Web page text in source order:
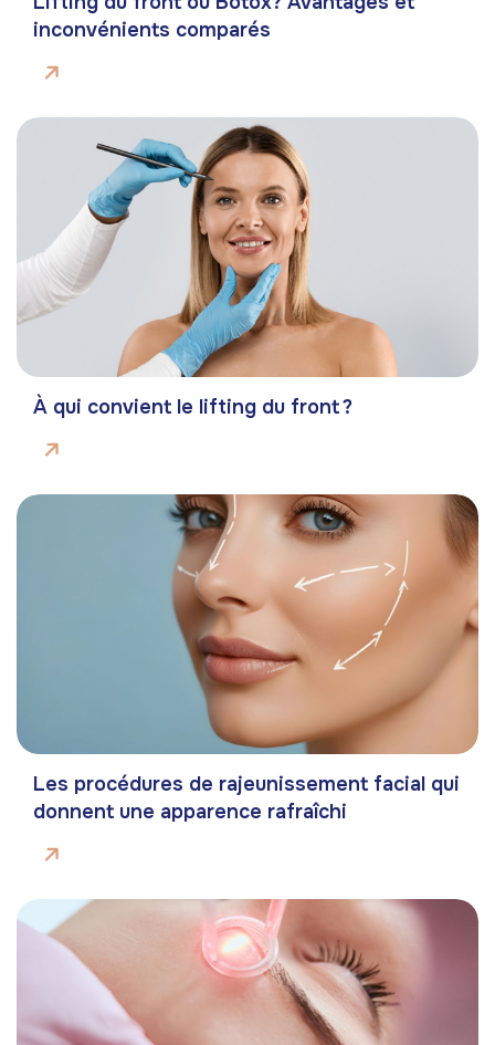
inconvénients comparés
À qui convient le lifting du front ?
Les procédures de rajeunissement facial qui
donnent une apparence rafraîchi